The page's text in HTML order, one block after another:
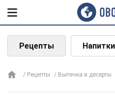
Рецепты Напитки
Рецепты Выпечка и десерты